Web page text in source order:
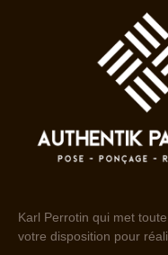
Karl Perrotin qui met
votre disposition pour